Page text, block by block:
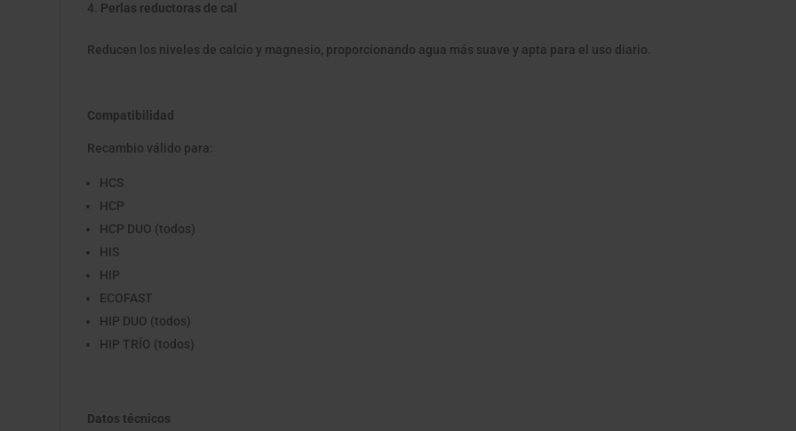
Perlas reductoras de cal
Reducen los niveles de calcio y magnesio, proporcionando agua más suave y apta para el uso diario.
Compatibilidad
Recambio válido para:
HCS
HCP
HCP DUO (todos)
HIS
HIP
ECOFAST
HIP DUO (todos)
HIP TRÍO (todos)
Datos técnicos